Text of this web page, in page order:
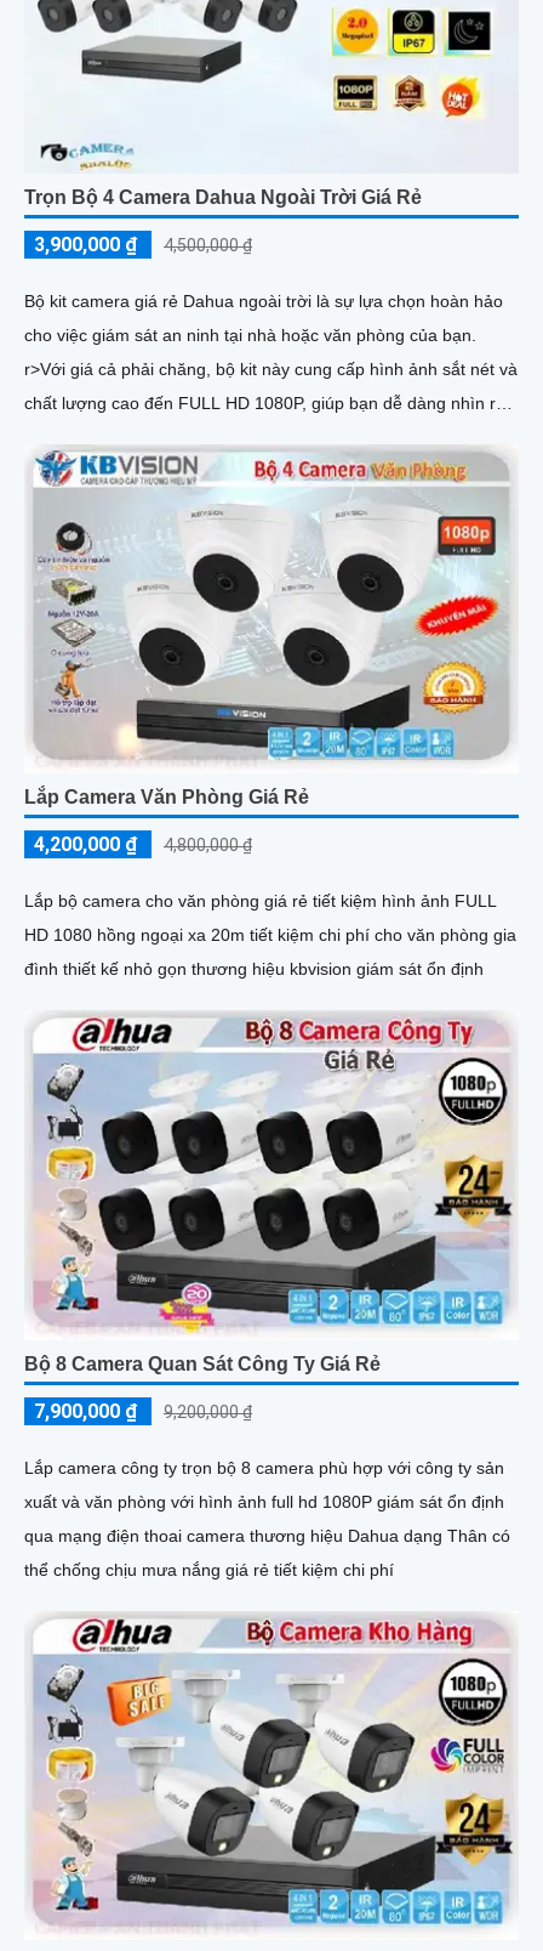
Trọn Bộ 4 Camera Dahua Ngoài Trời Giá Rẻ
3,900,000 ₫ 4,500,000 ₫
Bộ kit camera giá rẻ Dahua ngoài trời là sự lựa chọn hoàn hảo
cho việc giám sát an ninh tại nhà hoặc văn phòng của bạn.
r>Với giá cả phải chăng, bộ kit này cung cấp hình ảnh sắt nét và
chất lượng cao đến FULL HD 1080P, giúp bạn dễ dàng nhìn rõ
Lắp Camera Văn Phòng Giá Rẻ
4,200,000 ₫ 4,800,000 ₫
Lắp bộ camera cho văn phòng giá rẻ tiết kiệm hình ảnh FULL
HD 1080 hồng ngoại xa 20m tiết kiệm chi phí cho văn phòng gia
đình thiết kế nhỏ gọn thương hiệu kbvision giám sát ổn định
Bộ 8 Camera Quan Sát Công Ty Giá Rẻ
7,900,000 ₫ 9,200,000 ₫
Lắp camera công ty trọn bộ 8 camera phù hợp với công ty sản
xuất và văn phòng với hình ảnh full hd 1080P giám sát ổn định
qua mạng điện thoai camera thương hiệu Dahua dạng Thân có
thể chống chịu mưa nắng giá rẻ tiết kiệm chi phí